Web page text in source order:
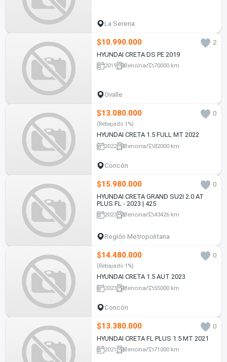
La Serena
$10.990.000
2
HYUNDAI CRETA DS PE 2019
2019 Bencina 70000 km
Ovalle
$13.080.000 0
(Rebajado 1%)
HYUNDAI CRETA 1.5 FULL MT 2022
2022 Bencina 82000 km
Concón
$15.980.000
0
HYUNDAI CRETA GRAND SU2I 2.0 AT
PLUS FL - 2023 | 425
2023 Bencina 43426 km
Región Metropolitana
$14.480.000 0
(Rebajado 1%)
HYUNDAI CRETA 1.5 AUT 2023
2023 Bencina 55000 km
Concón
$13.380.000
0
HYUNDAI CRETA FL PLUS 1.5 MT 2021
2021 Bencina 71000 km